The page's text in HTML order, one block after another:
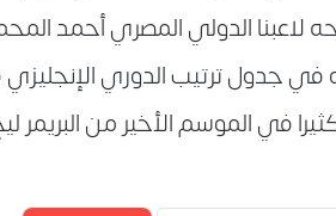
لاعبنا الدولي المصري أحمد
في جدول ترتيب الدوري
في الموسم الأخير من البريمر